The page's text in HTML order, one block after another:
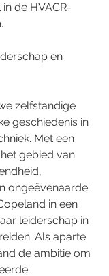
de HVACR-
en
zelfstandige
geschiedenis in
Met een
gebied van
ongeëvenaarde
in een
leiderschap in
Als aparte
de ambitie om